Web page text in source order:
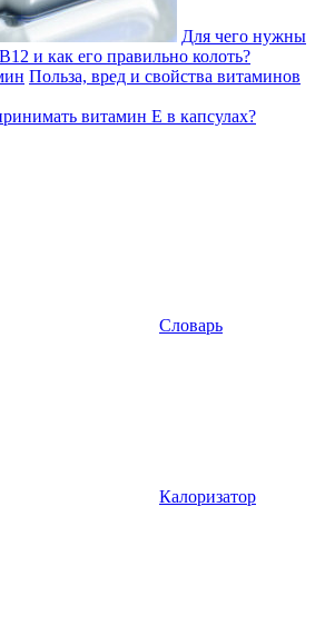
Для чего нужны
и как его правильно колоть?
Польза, вред и свойства витаминов
витамин Е в капсулах?
Словарь
Калоризатор